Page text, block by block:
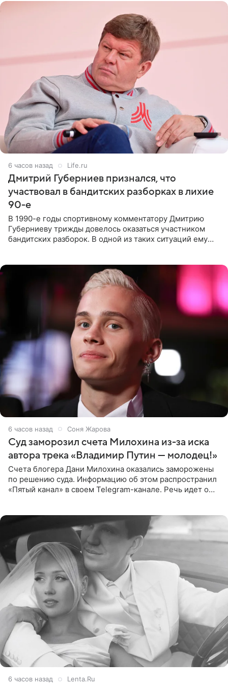
6 часов назад Life.ru
Дмитрий Губерниев признался, что
участвовал в бандитских разборках в лихие
90-е
В 1990-е годы спортивному комментатору Дмитрию
Губерниеву трижды довелось оказаться участником
бандитских разборок. В одной из таких ситуаций ему
6 часов назад Соня Жарова
Суд заморозил счета Милохина из-за иска
автора трека «Владимир Путин — молодец!»
Счета блогера Дани Милохина оказались заморожены
по решению суда. Информацию об этом распространил
«Пятый канал» в своем Telegram-канале. Речь идет о
6 часов назад Lenta.Ru